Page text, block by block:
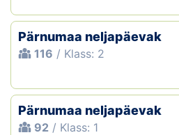
Dokumendid
Klubid
Suletud maastikud
Püsirajad
Pärnumaa neljapäevak
116 / Klass: 2
Pärnumaa neljapäevak
92 / Klass: 1